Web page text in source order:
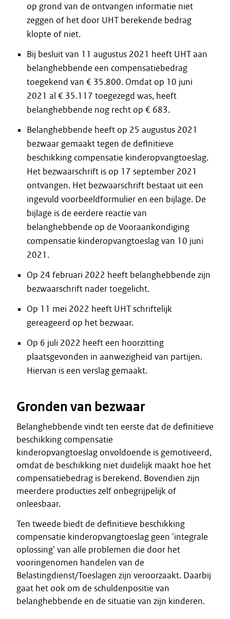
op grond van de ontvangen informatie niet
zeggen of het door UHT berekende bedrag
klopte of niet.
Bij besluit van 11 augustus 2021 heeft UHT aan
belanghebbende een compensatiebedrag
toegekend van € 35.800. Omdat op 10 juni
2021 al € 35.117 toegezegd was, heeft
belanghebbende nog recht op € 683.
Belanghebbende heeft op 25 augustus 2021
bezwaar gemaakt tegen de definitieve
beschikking compensatie kinderopvangtoeslag.
Het bezwaarschrift is op 17 september 2021
ontvangen. Het bezwaarschrift bestaat uit een
ingevuld voorbeeldformulier en een bijlage. De
bijlage is de eerdere reactie van
belanghebbende op de Vooraankondiging
compensatie kinderopvangtoeslag van 10 juni
2021.
Op 24 februari 2022 heeft belanghebbende zijn
bezwaarschrift nader toegelicht.
Op 11 mei 2022 heeft UHT schriftelijk
gereageerd op het bezwaar.
Op 6 juli 2022 heeft een hoorzitting
plaatsgevonden in aanwezigheid van partijen.
Hiervan is een verslag gemaakt.
Gronden van bezwaar
Belanghebbende vindt ten eerste dat de definitieve
beschikking compensatie
kinderopvangtoeslag onvoldoende is gemotiveerd,
omdat de beschikking niet duidelijk maakt hoe het
compensatiebedrag is berekend. Bovendien zijn
meerdere producties zelf onbegrijpelijk of
onleesbaar.
Ten tweede biedt de definitieve beschikking
compensatie kinderopvangtoeslag geen 'integrale
oplossing' van alle problemen die door het
vooringenomen handelen van de
Belastingdienst/Toeslagen zijn veroorzaakt. Daarbij
gaat het ook om de schuldenpositie van
belanghebbende en de situatie van zijn kinderen.